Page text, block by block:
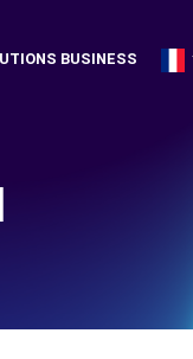
BUSINESS